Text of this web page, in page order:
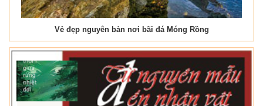
Vẻ đẹp nguyên bản nơi bãi đá Móng Rồng